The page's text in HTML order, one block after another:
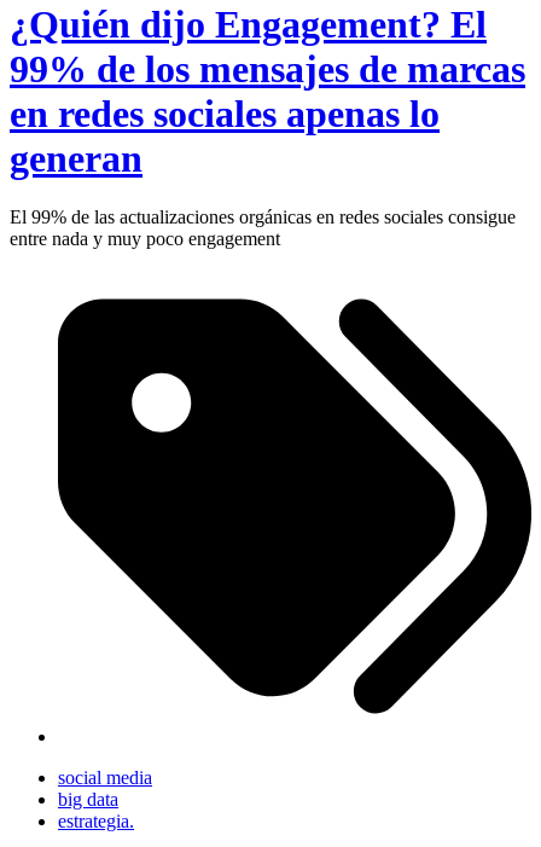
¿Quién dijo Engagement? El
99% de los mensajes de marcas
en redes sociales apenas lo
generan
El 99% de las actualizaciones orgánicas en redes sociales consigue
entre nada y muy poco engagement
social media
big data
estrategia.